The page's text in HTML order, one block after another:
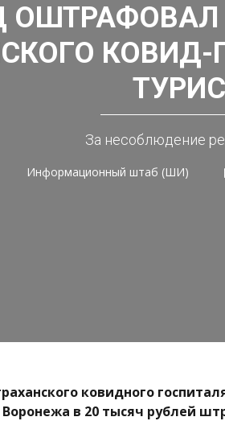
За несоблюдение
Информационный штаб (ШИ)
ковидного
Воронежа в 20 тысяч рублей